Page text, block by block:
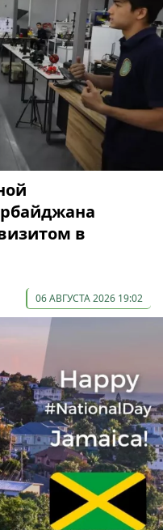
в
06 АВГУСТА 2026 19:02